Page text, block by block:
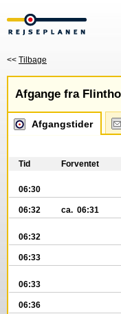
<< Tilbage
Afgange fra
Afgangstider
Tid Forventet
06:30
06:32 ca. 06:31
06:32
06:33
06:33
06:36